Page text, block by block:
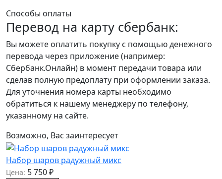
Способы оплаты
Перевод на карту сбербанк:
Вы можете оплатить покупку с помощью денежного
перевода через приложение (например:
Сбербанк.Онлайн) в момент передачи товара или
сделав полную предоплату при оформлении заказа.
Для уточнения номера карты необходимо
обратиться к нашему менеджеру по телефону,
указанному на сайте.
Возможно, Вас заинтересует
Набор шаров радужный микс
Цена: 5 750 ₽